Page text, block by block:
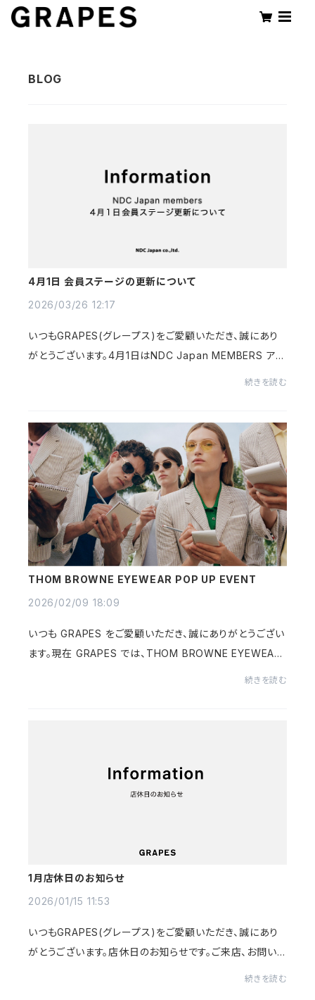
4月1日 会員ステージの更新について
2026/03/26 12:17
いつもGRAPES(グレープス)をご愛顧いただき、誠にあり
がとうございます。4月1日はNDC Japan MEMBERS アプ
続きを読む
THOM BROWNE EYEWEAR POP UP EVENT
2026/02/09 18:09
いつも GRAPES をご愛顧いただき、誠にありがとうござい
ます。現在 GRAPES では、THOM BROWNE EYEWEAR
続きを読む
1月店休日のお知らせ
2026/01/15 11:53
いつもGRAPES(グレープス)をご愛顧いただき、誠にあり
がとうございます。店休日のお知らせです。ご来店、お問い
続きを読む